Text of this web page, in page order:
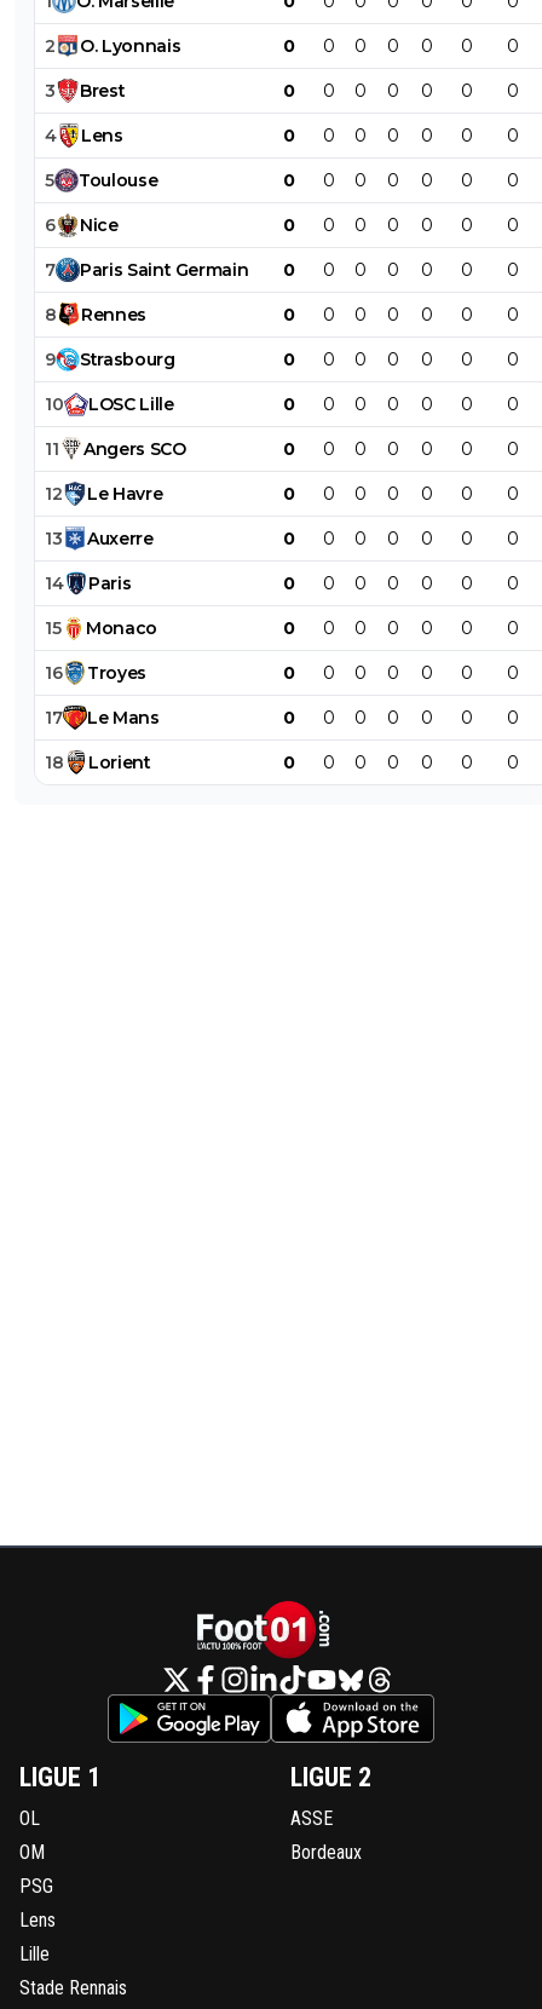
2 O. Lyonnais 0 0 0 0 0 0 0
3 Brest 0 0 0 0 0 0 0
4 Lens 0 0 0 0 0 0 0
5 Toulouse 0 0 0 0 0 0 0
6 Nice 0 0 0 0 0 0 0
7 Paris Saint Germain 0 0 0 0 0 0 0
8 Rennes 0 0 0 0 0 0 0
9 Strasbourg 0 0 0 0 0 0 0
10 LOSC Lille 0 0 0 0 0 0 0
11 Angers SCO 0 0 0 0 0 0 0
12 Le Havre 0 0 0 0 0 0 0
13 Auxerre 0 0 0 0 0 0 0
14 Paris 0 0 0 0 0 0 0
15 Monaco 0 0 0 0 0 0 0
16 Troyes 0 0 0 0 0 0 0
17 Le Mans 0 0 0 0 0 0 0
18 Lorient 0 0 0 0 0 0 0
LIGUE 1
OL
OM
PSG
Lens
Lille
Stade Rennais
LIGUE 2
ASSE
Bordeaux